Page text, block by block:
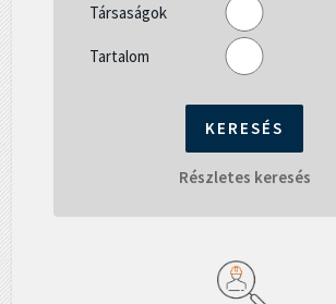
Társaságok
Tartalom
Részletes keresés